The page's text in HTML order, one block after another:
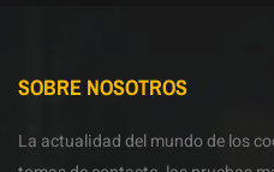
SOBRE NOSOTROS
La actualidad del mundo de los